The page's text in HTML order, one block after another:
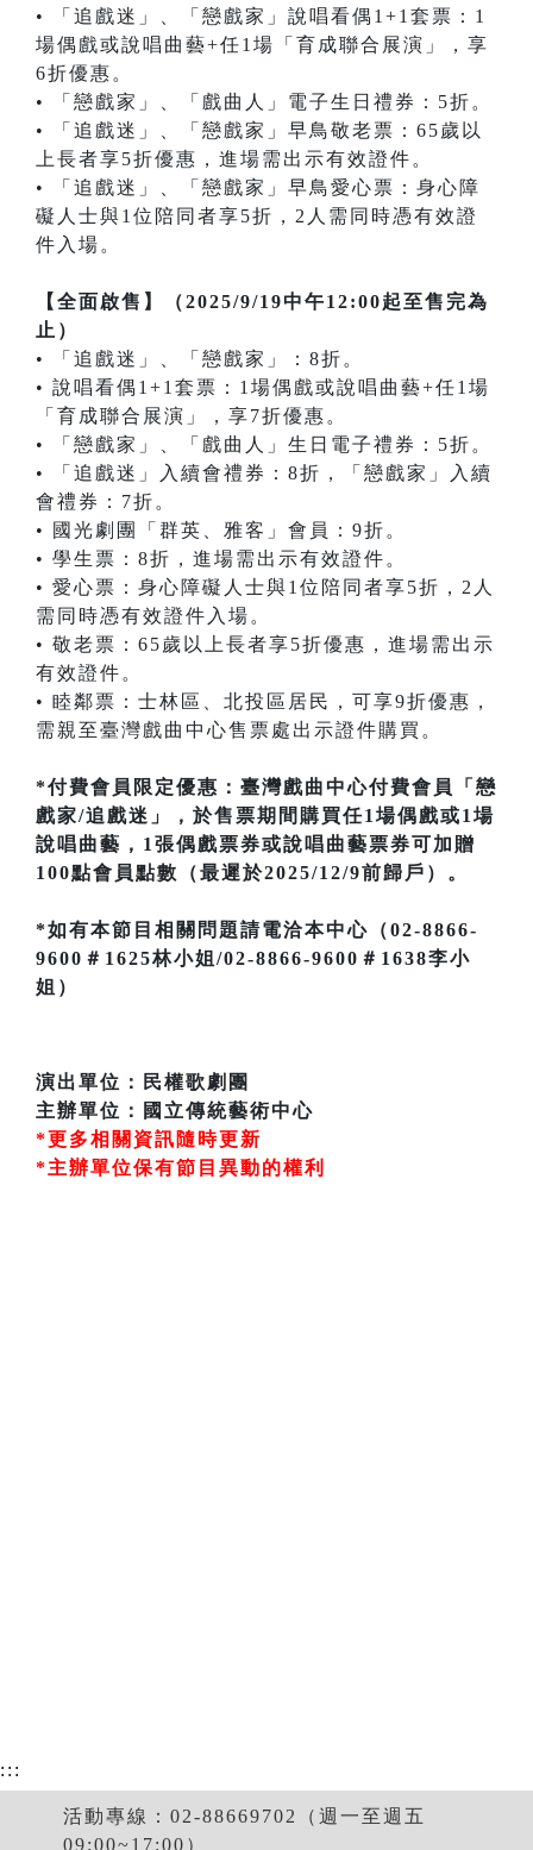
• 「追戲迷」、「戀戲家」說唱看偶1+1套票：1
場偶戲或說唱曲藝+任1場「育成聯合展演」，享
6折優惠。
• 「戀戲家」、「戲曲人」電子生日禮券：5折。
• 「追戲迷」、「戀戲家」早鳥敬老票：65歲以
上長者享5折優惠，進場需出示有效證件。
• 「追戲迷」、「戀戲家」早鳥愛心票：身心障
礙人士與1位陪同者享5折，2人需同時憑有效證
件入場。
【全面啟售】（2025/9/19中午12:00起至售完為
止）
• 「追戲迷」、「戀戲家」：8折。
• 說唱看偶1+1套票：1場偶戲或說唱曲藝+任1場
「育成聯合展演」，享7折優惠。
• 「戀戲家」、「戲曲人」生日電子禮券：5折。
• 「追戲迷」入續會禮券：8折，「戀戲家」入續
會禮券：7折。
• 國光劇團「群英、雅客」會員：9折。
• 學生票：8折，進場需出示有效證件。
• 愛心票：身心障礙人士與1位陪同者享5折，2人
需同時憑有效證件入場。
• 敬老票：65歲以上長者享5折優惠，進場需出示
有效證件。
• 睦鄰票：士林區、北投區居民，可享9折優惠，
需親至臺灣戲曲中心售票處出示證件購買。
*付費會員限定優惠：臺灣戲曲中心付費會員「戀
戲家/追戲迷」，於售票期間購買任1場偶戲或1場
說唱曲藝，1張偶戲票券或說唱曲藝票券可加贈
100點會員點數（最遲於2025/12/9前歸戶）。
*如有本節目相關問題請電洽本中心（02-8866-
9600＃1625林小姐/02-8866-9600＃1638李小
姐）
演出單位：民權歌劇團
主辦單位：國立傳統藝術中心
*更多相關資訊隨時更新
*主辦單位保有節目異動的權利
:::
活動專線：02-88669702（週一至週五
09:00~17:00）